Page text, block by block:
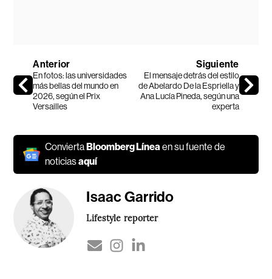
Anterior
En fotos: las universidades
más bellas del mundo en
2026, según el Prix
Versailles
Siguiente
El mensaje detrás del estilo
de Abelardo De la Espriella y
Ana Lucía Pineda, según una
experta
ConviertaBloomberg Líneaen su fuente de
noticiasaquí
Isaac Garrido
Lifestyle reporter